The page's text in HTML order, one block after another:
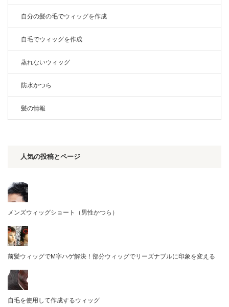
自分の髪の毛でウィッグを作成
自毛でウィッグを作成
蒸れないウィッグ
防水かつら
髪の情報
人気の投稿とページ
メンズウィッグショート（男性かつら）
前髪ウィッグでM字ハゲ解決！部分ウィッグでリーズナブルに印象を変える
自毛を使用して作成するウィッグ